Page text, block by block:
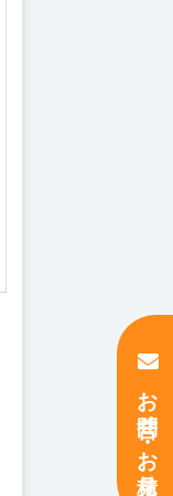
お問合せ ・ お見積り